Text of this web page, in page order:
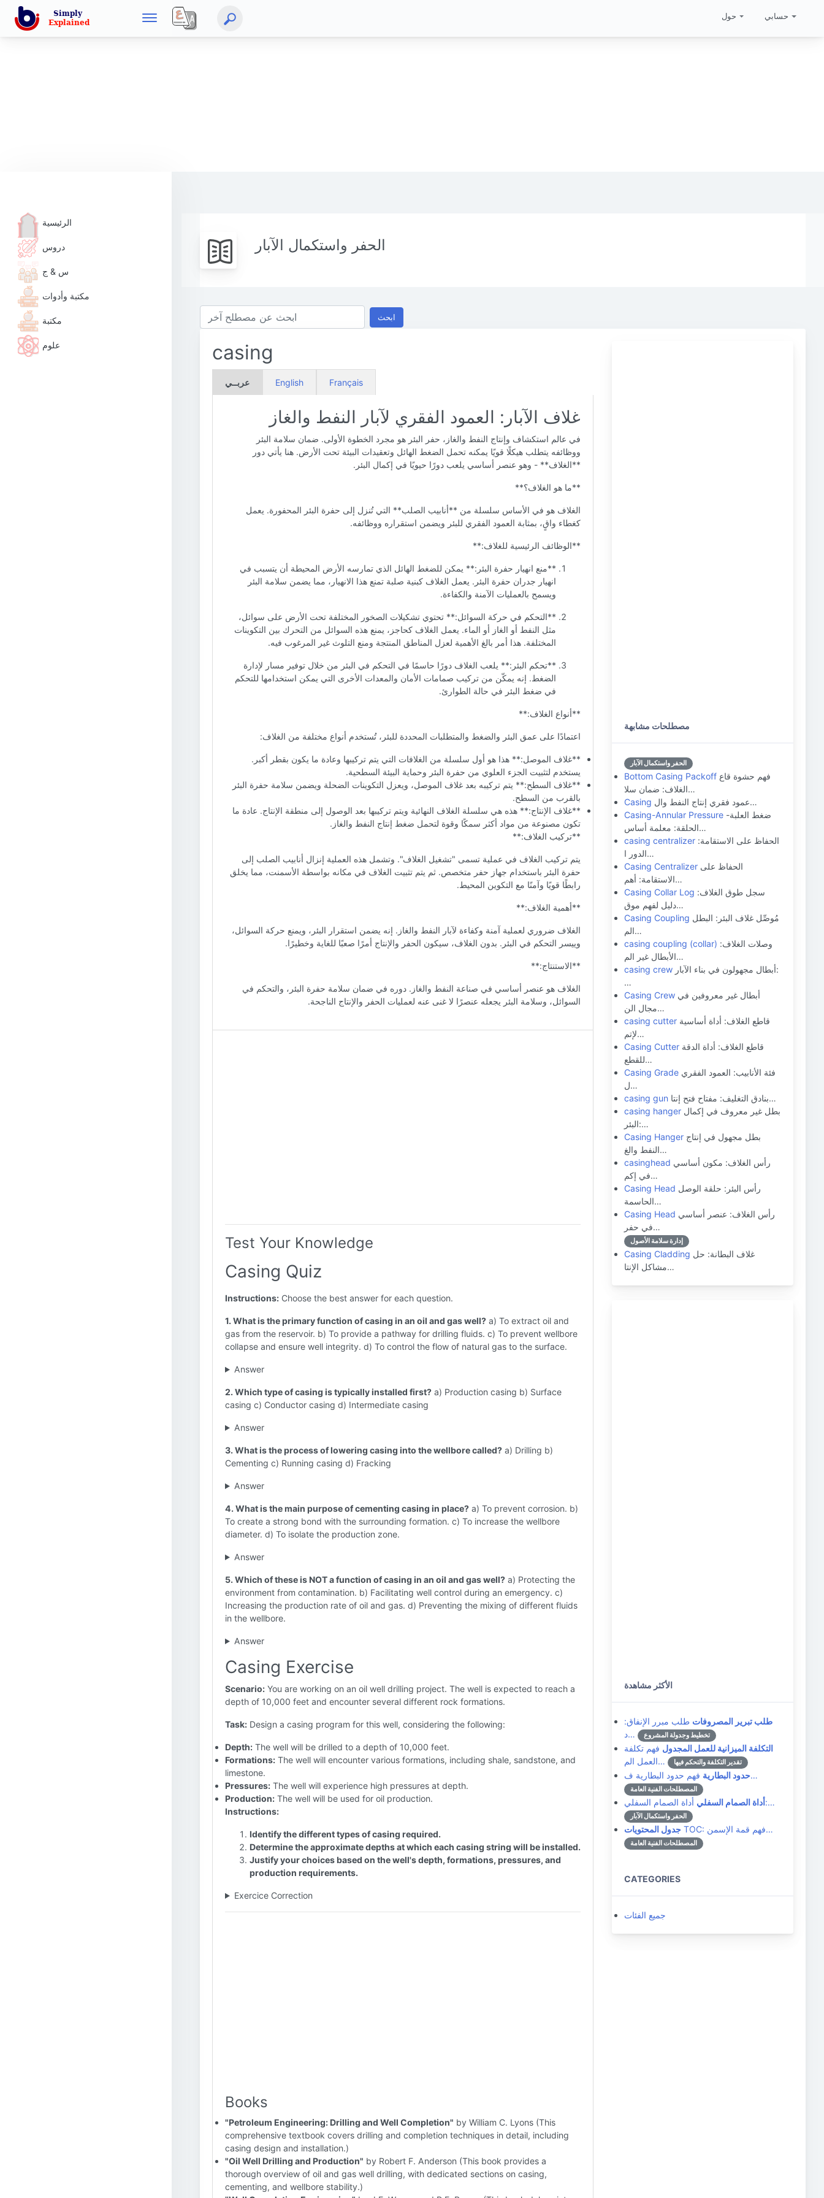
حول حسابي
الرئيسية
دروس
س & ج
مكتبة وأدوات
مكتبة
علوم
الحفر واستكمال الآبار
ابحث
casing
عربــي English Français
غلاف الآبار: العمود الفقري لآبار النفط والغاز
في عالم استكشاف وإنتاج النفط والغاز، حفر البئر هو مجرد الخطوة الأولى. ضمان سلامة البئر
ووظائفه يتطلب هيكلًا قويًا يمكنه تحمل الضغط الهائل وتعقيدات البيئة تحت الأرض. هنا يأتي دور
**الغلاف** - وهو عنصر أساسي يلعب دورًا حيويًا في إكمال البئر.
**ما هو الغلاف؟**
الغلاف هو في الأساس سلسلة من **أنابيب الصلب** التي تُنزل إلى حفرة البئر المحفورة. يعمل
كغطاء واقٍ، بمثابة العمود الفقري للبئر ويضمن استقراره ووظائفه.
**الوظائف الرئيسية للغلاف:**
**منع انهيار حفرة البئر:** يمكن للضغط الهائل الذي تمارسه الأرض المحيطة أن يتسبب في
انهيار جدران حفرة البئر. يعمل الغلاف كبنية صلبة تمنع هذا الانهيار، مما يضمن سلامة البئر
ويسمح بالعمليات الآمنة والكفاءة.
**التحكم في حركة السوائل:** تحتوي تشكيلات الصخور المختلفة تحت الأرض على سوائل،
مثل النفط أو الغاز أو الماء. يعمل الغلاف كحاجز، يمنع هذه السوائل من التحرك بين التكوينات
المختلفة. هذا أمر بالغ الأهمية لعزل المناطق المنتجة ومنع التلوث غير المرغوب فيه.
**تحكم البئر:** يلعب الغلاف دورًا حاسمًا في التحكم في البئر من خلال توفير مسار لإدارة
الضغط. إنه يمكّن من تركيب صمامات الأمان والمعدات الأخرى التي يمكن استخدامها للتحكم
في ضغط البئر في حالة الطوارئ.
**أنواع الغلاف:**
اعتمادًا على عمق البئر والضغط والمتطلبات المحددة للبئر، تُستخدم أنواع مختلفة من الغلاف:
**غلاف الموصل:** هذا هو أول سلسلة من الغلافات التي يتم تركيبها وعادة ما يكون بقطر أكبر.
يستخدم لتثبيت الجزء العلوي من حفرة البئر وحماية البيئة السطحية.
**غلاف السطح:** يتم تركيبه بعد غلاف الموصل، ويعزل التكوينات الضحلة ويضمن سلامة حفرة البئر
بالقرب من السطح.
**غلاف الإنتاج:** هذه هي سلسلة الغلاف النهائية ويتم تركيبها بعد الوصول إلى منطقة الإنتاج. عادة ما
تكون مصنوعة من مواد أكثر سمكًا وقوة لتحمل ضغط إنتاج النفط والغاز.
**تركيب الغلاف:**
يتم تركيب الغلاف في عملية تسمى "تشغيل الغلاف". وتشمل هذه العملية إنزال أنابيب الصلب إلى
حفرة البئر باستخدام جهاز حفر متخصص. ثم يتم تثبيت الغلاف في مكانه بواسطة الأسمنت، مما يخلق
رابطًا قويًا وآمنًا مع التكوين المحيط.
**أهمية الغلاف:**
الغلاف ضروري لعملية آمنة وكفاءة لآبار النفط والغاز. إنه يضمن استقرار البئر، ويمنع حركة السوائل،
وييسر التحكم في البئر. بدون الغلاف، سيكون الحفر والإنتاج أمرًا صعبًا للغاية وخطيرًا.
**الاستنتاج:**
الغلاف هو عنصر أساسي في صناعة النفط والغاز. دوره في ضمان سلامة حفرة البئر، والتحكم في
السوائل، وسلامة البئر يجعله عنصرًا لا غنى عنه لعمليات الحفر والإنتاج الناجحة.
Test Your Knowledge
Casing Quiz
Instructions: Choose the best answer for each question.
1. What is the primary function of casing in an oil and gas well? a) To extract oil and
gas from the reservoir. b) To provide a pathway for drilling fluids. c) To prevent wellbore
collapse and ensure well integrity. d) To control the flow of natural gas to the surface.
Answer
2. Which type of casing is typically installed first? a) Production casing b) Surface
casing c) Conductor casing d) Intermediate casing
Answer
3. What is the process of lowering casing into the wellbore called? a) Drilling b)
Cementing c) Running casing d) Fracking
Answer
4. What is the main purpose of cementing casing in place? a) To prevent corrosion. b)
To create a strong bond with the surrounding formation. c) To increase the wellbore
diameter. d) To isolate the production zone.
Answer
5. Which of these is NOT a function of casing in an oil and gas well? a) Protecting the
environment from contamination. b) Facilitating well control during an emergency. c)
Increasing the production rate of oil and gas. d) Preventing the mixing of different fluids
in the wellbore.
Answer
Casing Exercise
Scenario: You are working on an oil well drilling project. The well is expected to reach a
depth of 10,000 feet and encounter several different rock formations.
Task: Design a casing program for this well, considering the following:
Depth: The well will be drilled to a depth of 10,000 feet.
Formations: The well will encounter various formations, including shale, sandstone, and
limestone.
Pressures: The well will experience high pressures at depth.
Production: The well will be used for oil production.
Instructions:
Identify the different types of casing required.
Determine the approximate depths at which each casing string will be installed.
Justify your choices based on the well's depth, formations, pressures, and
production requirements.
Exercice Correction
Books
"Petroleum Engineering: Drilling and Well Completion" by William C. Lyons (This
comprehensive textbook covers drilling and completion techniques in detail, including
casing design and installation.)
"Oil Well Drilling and Production" by Robert F. Anderson (This book provides a
thorough overview of oil and gas well drilling, with dedicated sections on casing,
cementing, and wellbore stability.)
مصطلحات مشابهة
الحفر واستكمال الآبار
Bottom Casing Packoff
الغلاف: ضمان سلا…
Casing
عمود فقري إنتاج النفط وال…
Casing-Annular Pressure
الحلقة: معلمة أساس…
casing centralizer
الدور ا…
Casing Centralizer
الاستقامة: أهم…
Casing Collar Log
دليل لفهم موق…
Casing Coupling
الم…
casing coupling (collar)
الأبطال غير الم…
casing crew
…
Casing Crew
مجال الن…
casing cutter
لإتم…
Casing Cutter
للقطع…
Casing Grade
ل…
casing gun
بنادق التغليف: مفتاح فتح إنتا…
casing hanger
البئر:…
Casing Hanger
النفط والغ…
casinghead
في إكم…
Casing Head
الحاسمة…
Casing Head
في حفر…
إدارة سلامة الأصول
Casing Cladding
مشاكل الإنتا…
الأكثر مشاهدة
طلب تبرير المصروفات طلب مبرر الإنفاق:
د…
تخطيط وجدولة المشروع
التكلفة الميزانية للعمل المجدول فهم تكلفة
العمل الم…
تقدير التكلفة والتحكم فيها
حدود البطاريةفهم حدود البطارية ف…
المصطلحات الفنية العامة
أداة الصمام السفليأداة الصمام السفلي:…
الحفر واستكمال الآبار
جدول المحتويات TOC: فهم قمة الإسمن…
المصطلحات الفنية العامة
CATEGORIES
جميع الفئات